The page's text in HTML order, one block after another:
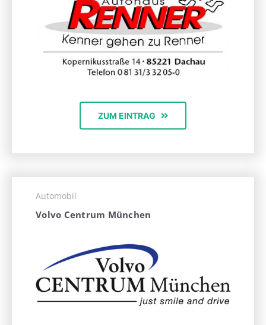
ZUM EINTRAG
Automobil
Volvo Centrum München